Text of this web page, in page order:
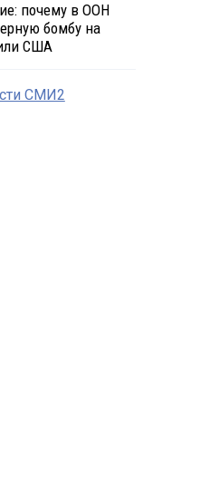
почему в ООН
бомбу на
США
СМИ2